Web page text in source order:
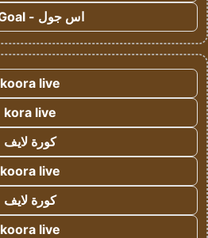
اس جول - AS Goal
koora live
kora live
كورة لايف
koora live
كورة لايف
koora live